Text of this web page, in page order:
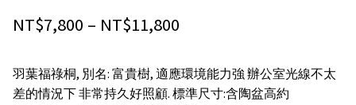
綠色盆栽
客製化訂購
NT$7,800 – NT$11,800
NT$7,800
羽葉福祿桐, 別名: 富貴樹, 適應環境能力強 辦公室光線不太
差的情況下 非常持久好照顧. 標準尺寸:含陶盆高約